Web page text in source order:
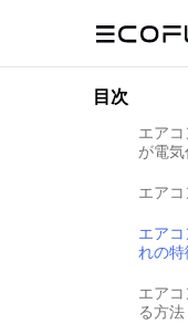
目次
エア
が電気
エア
エア
れの特
エア
る方法